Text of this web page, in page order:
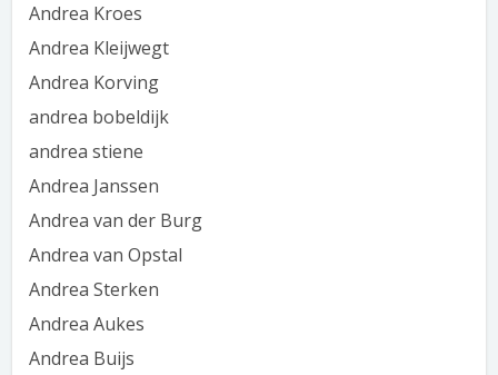
Andrea Kroes
Andrea Kleijwegt
Andrea Korving
andrea bobeldijk
andrea stiene
Andrea Janssen
Andrea van der Burg
Andrea van Opstal
Andrea Sterken
Andrea Aukes
Andrea Buijs